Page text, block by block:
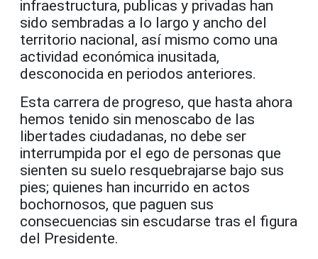
infraestructura, publicas y privadas han
sido sembradas a lo largo y ancho del
territorio nacional, así mismo como una
actividad económica inusitada,
desconocida en periodos anteriores.
Esta carrera de progreso, que hasta ahora
hemos tenido sin menoscabo de las
libertades ciudadanas, no debe ser
interrumpida por el ego de personas que
sienten su suelo resquebrajarse bajo sus
pies; quienes han incurrido en actos
bochornosos, que paguen sus
consecuencias sin escudarse tras el figura
del Presidente.